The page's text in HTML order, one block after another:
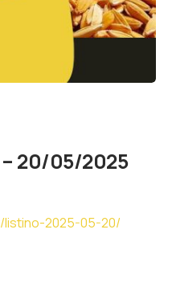
20/05/2025
listino-2025-05-20/